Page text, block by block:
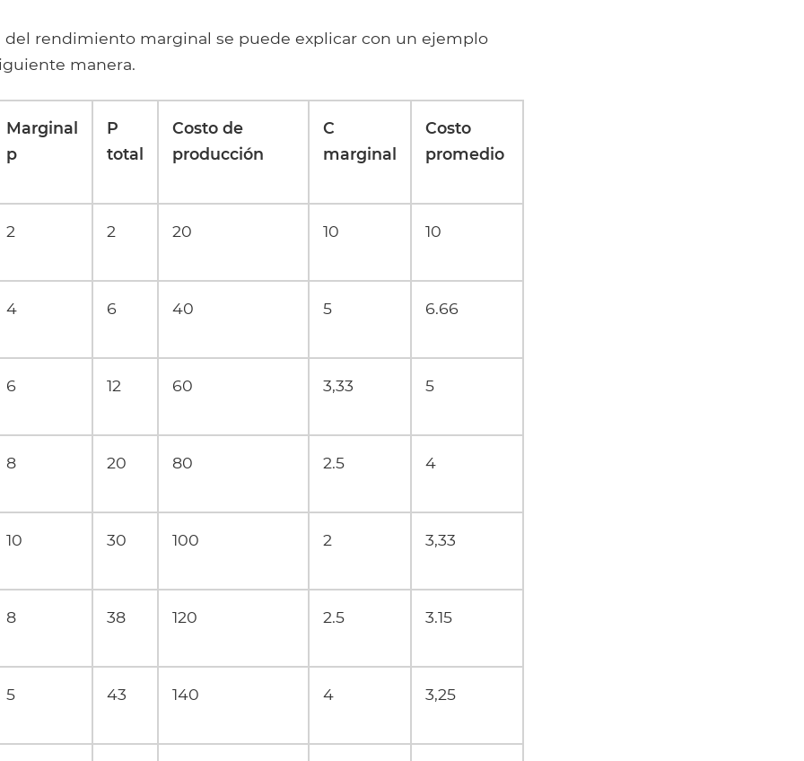
del rendimiento marginal se puede explicar con un ejemplo
manera.
Marginal
p
P
total
Costo de
producción
C
marginal
Costo
promedio
2 2 20 10 10
4 6 40 5 6.66
6 12 60 3,33 5
8 20 80 2.5 4
10 30 100 2 3,33
8 38 120 2.5 3.15
5 43 140 4 3,25